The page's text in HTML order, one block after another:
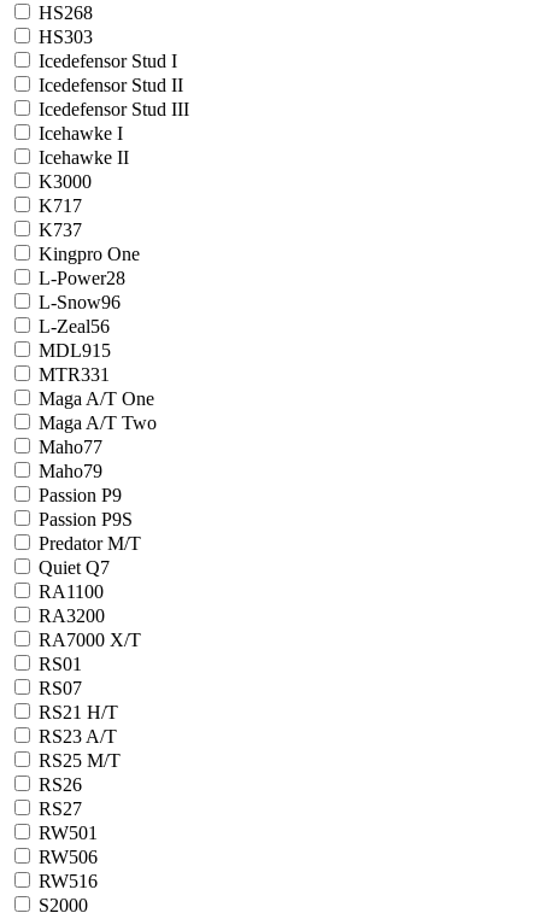
HS268
HS303
Icedefensor Stud I
Icedefensor Stud II
Icedefensor Stud III
Icehawke I
Icehawke II
K3000
K717
K737
Kingpro One
L-Power28
L-Snow96
L-Zeal56
MDL915
MTR331
Maga A/T One
Maga A/T Two
Maho77
Maho79
Passion P9
Passion P9S
Predator M/T
Quiet Q7
RA1100
RA3200
RA7000 X/T
RS01
RS07
RS21 H/T
RS23 A/T
RS25 M/T
RS26
RS27
RW501
RW506
RW516
S2000